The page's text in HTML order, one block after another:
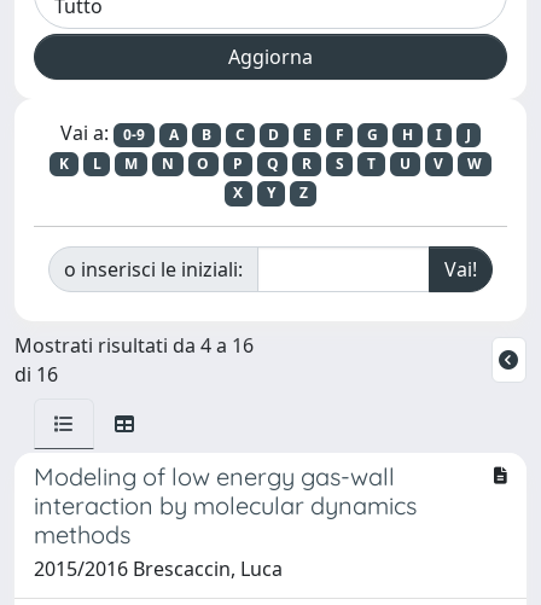
Vai a: 0-9 A B C D E F G H I
J
K
L M N O P Q R S T U V
W
X
Y Z
o inserisci le iniziali:
Mostrati risultati da 4 a 16
di 16
Modeling of low energy gas-wall
interaction by molecular dynamics
methods
2015/2016 Brescaccin, Luca